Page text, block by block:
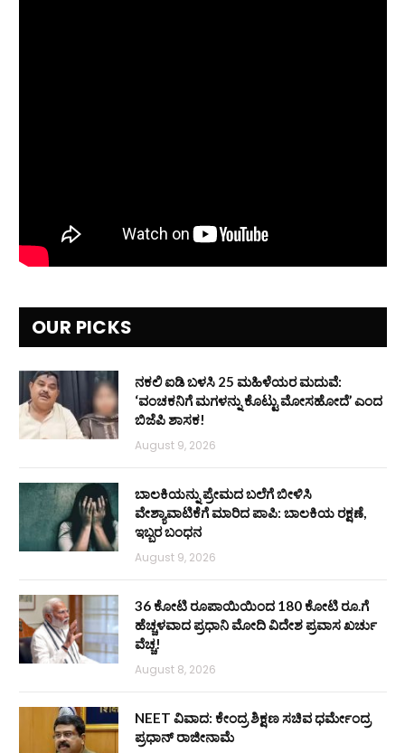
OUR PICKS
ನಕಲಿ ಐಡಿ ಬಳಸಿ 25 ಮಹಿಳೆಯರ ಮದುವೆ:
‘ವಂಚಕನಿಗೆ ಮಗಳನ್ನು ಕೊಟ್ಟು ಮೋಸಹೋದೆ’ ಎಂದ
ಬಿಜೆಪಿ ಶಾಸಕ!
August 9, 2026
ಬಾಲಕಿಯನ್ನು ಪ್ರೇಮದ ಬಲೆಗೆ ಬೀಳಿಸಿ
ವೇಶ್ಯಾವಾಟಿಕೆಗೆ ಮಾರಿದ ಪಾಪಿ: ಬಾಲಕಿಯ ರಕ್ಷಣೆ,
ಇಬ್ಬರ ಬಂಧನ
August 9, 2026
36 ಕೋಟಿ ರೂಪಾಯಿಯಿಂದ 180 ಕೋಟಿ ರೂ.ಗೆ
ಹೆಚ್ಚಳವಾದ ಪ್ರಧಾನಿ ಮೋದಿ ವಿದೇಶ ಪ್ರವಾಸ ಖರ್ಚು
ವೆಚ್ಚ!
August 8, 2026
NEET ವಿವಾದ: ಕೇಂದ್ರ ಶಿಕ್ಷಣ ಸಚಿವ ಧರ್ಮೇಂದ್ರ
ಪ್ರಧಾನ್ ರಾಜೀನಾಮೆ